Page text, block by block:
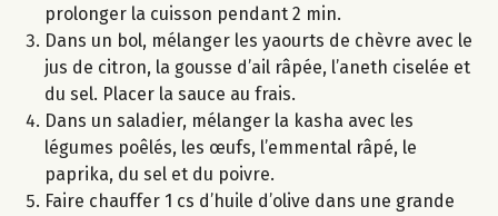
prolonger la cuisson pendant 2 min.
Dans un bol, mélanger les yaourts de chèvre avec le
jus de citron, la gousse d’ail râpée, l’aneth ciselée et
du sel. Placer la sauce au frais.
Dans un saladier, mélanger la kasha avec les
légumes poêlés, les œufs, l’emmental râpé, le
paprika, du sel et du poivre.
Faire chauffer 1 cs d’huile d’olive dans une grande